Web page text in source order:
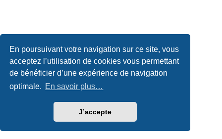
En poursuivant votre navigation sur ce site, vous
acceptez l’utilisation de cookies vous permettant
de bénéficier d’une expérience de navigation
optimale. En savoir plus…
J’accepte